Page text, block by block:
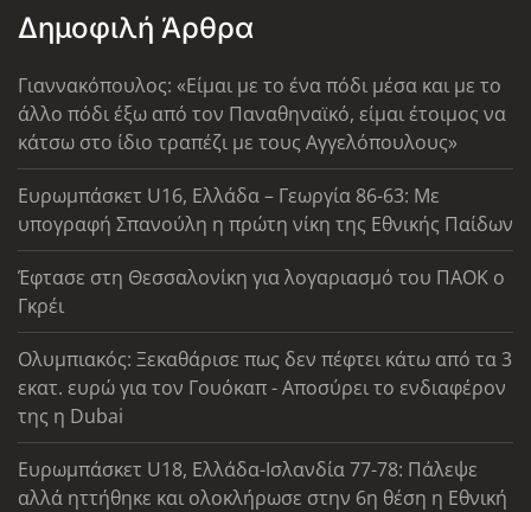
Δημοφιλή Άρθρα
Γιαννακόπουλος: «Είμαι με το ένα πόδι μέσα και με το
άλλο πόδι έξω από τον Παναθηναϊκό, είμαι έτοιμος να
κάτσω στο ίδιο τραπέζι με τους Αγγελόπουλους»
Ευρωμπάσκετ U16, Ελλάδα – Γεωργία 86-63: Με
υπογραφή Σπανούλη η πρώτη νίκη της Εθνικής Παίδων
Έφτασε στη Θεσσαλονίκη για λογαριασμό του ΠΑΟΚ ο
Γκρέι
Ολυμπιακός: Ξεκαθάρισε πως δεν πέφτει κάτω από τα 3
εκατ. ευρώ για τον Γουόκαπ - Αποσύρει το ενδιαφέρον
της η Dubai
Ευρωμπάσκετ U18, Ελλάδα-Ισλανδία 77-78: Πάλεψε
αλλά ηττήθηκε και ολοκλήρωσε στην 6η θέση η Εθνική